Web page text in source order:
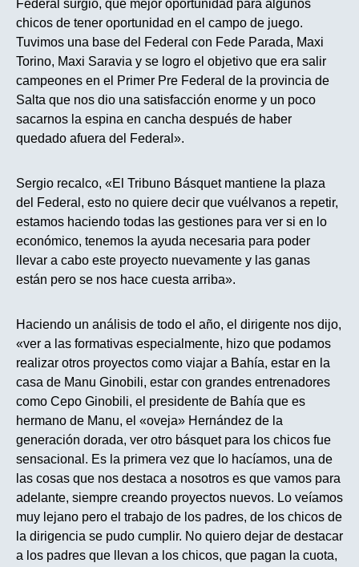
Federal surgió, que mejor oportunidad para algunos
chicos de tener oportunidad en el campo de juego.
Tuvimos una base del Federal con Fede Parada, Maxi
Torino, Maxi Saravia y se logro el objetivo que era salir
campeones en el Primer Pre Federal de la provincia de
Salta que nos dio una satisfacción enorme y un poco
sacarnos la espina en cancha después de haber
quedado afuera del Federal».
Sergio recalco, «El Tribuno Básquet mantiene la plaza
del Federal, esto no quiere decir que vuélvanos a repetir,
estamos haciendo todas las gestiones para ver si en lo
económico, tenemos la ayuda necesaria para poder
llevar a cabo este proyecto nuevamente y las ganas
están pero se nos hace cuesta arriba».
Haciendo un análisis de todo el año, el dirigente nos dijo,
«ver a las formativas especialmente, hizo que podamos
realizar otros proyectos como viajar a Bahía, estar en la
casa de Manu Ginobili, estar con grandes entrenadores
como Cepo Ginobili, el presidente de Bahía que es
hermano de Manu, el «oveja» Hernández de la
generación dorada, ver otro básquet para los chicos fue
sensacional. Es la primera vez que lo hacíamos, una de
las cosas que nos destaca a nosotros es que vamos para
adelante, siempre creando proyectos nuevos. Lo veíamos
muy lejano pero el trabajo de los padres, de los chicos de
la dirigencia se pudo cumplir. No quiero dejar de destacar
a los padres que llevan a los chicos, que pagan la cuota,